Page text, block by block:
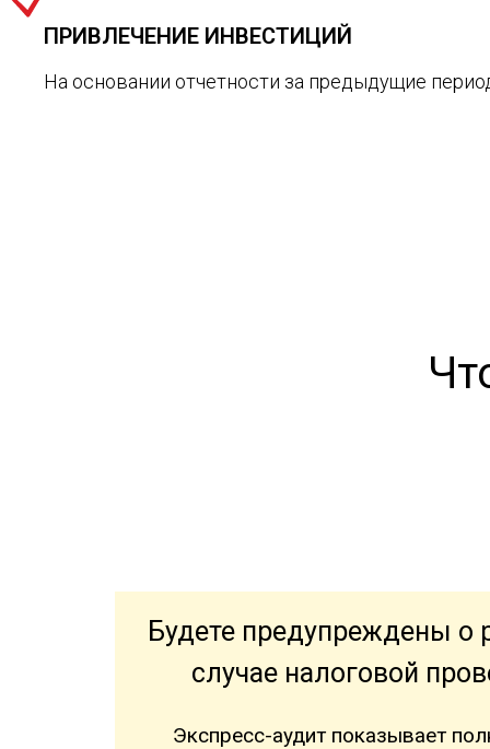
ПРИВЛЕЧЕНИЕ ИНВЕСТИЦИЙ
На основании отчетности за предыдущие
Будете предупреждены о
случае налоговой
Экспресс-аудит показывает